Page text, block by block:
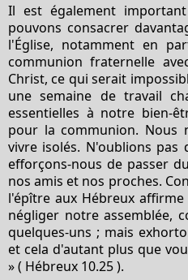
Il est également
pouvons consacrer
l'Église, notamment en
communion fraternelle
Christ, ce qui serait
une semaine de travail
essentielles à notre bien-
pour la communion. Nous
vivre isolés. N'oublions pas
efforçons-nous de passer
nos amis et nos proches.
l'épître aux Hébreux
négliger notre assemblée,
quelques-uns ; mais
et cela d'autant plus que
» ( Hébreux 10.25).